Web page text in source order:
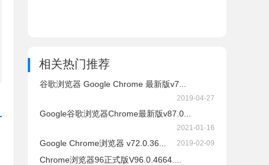
相关热门推荐
谷歌浏览器 Google Chrome 最新版v7...
2019-04-27
Google谷歌浏览器Chrome最新版v87.0...
2021-01-16
Google Chrome浏览器 v72.0.36... 2019-02-09
Chrome浏览器96正式版V96.0.4664....